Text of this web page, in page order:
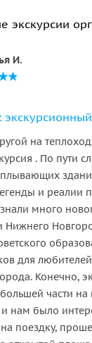
экскурсии
И.
на
. По пути
и реалии
много
Нижнего
для
Конечно,
части на
нам было
поездку,